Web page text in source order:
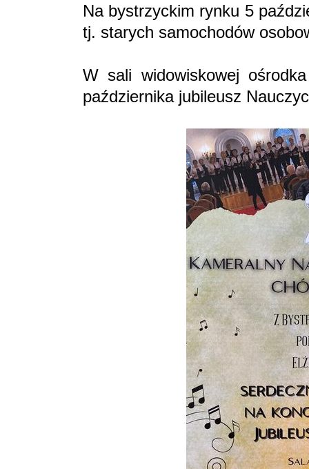
Na bystrzyckim rynku 5
tj. starych samochodów
W sali widowiskowej
października jubileusz